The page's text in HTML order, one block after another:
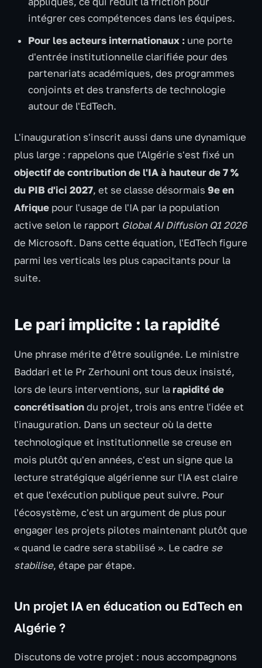
intégrer ces compétences dans les équipes.
Pour les acteurs internationaux : une porte
d'entrée institutionnelle clarifiée pour des
partenariats académiques, des programmes
conjoints et des transferts de technologie
autour de l'EdTech.
L'inauguration s'inscrit aussi dans une dynamique
plus large : rappelons que l'Algérie s'est fixé un
objectif de contribution de l'IA à hauteur de 7 %
du PIB d'ici 2027, et se classe désormais 9e en
Afrique pour l'usage de l'IA par la population
active selon le rapport Global AI Diffusion Q1 2026
de Microsoft. Dans cette équation, l'EdTech figure
parmi les verticals les plus capacitants pour la
suite.
Le pari implicite : la rapidité
Une phrase mérite d'être soulignée. Le ministre
Baddari et le Pr Zerhouni ont tous deux insisté,
lors de leurs interventions, sur la rapidité de
concrétisation du projet, trois ans entre l'idée et
l'inauguration. Dans un secteur où la dette
technologique et institutionnelle se creuse en
mois plutôt qu'en années, c'est un signe que la
lecture stratégique algérienne sur l'IA est claire
et que l'exécution publique peut suivre. Pour
l'écosystème, c'est un argument de plus pour
engager les projets pilotes maintenant plutôt que
« quand le cadre sera stabilisé ». Le cadre se
stabilise, étape par étape.
Un projet IA en éducation ou EdTech en
Algérie ?
Discutons de votre projet : nous accompagnons